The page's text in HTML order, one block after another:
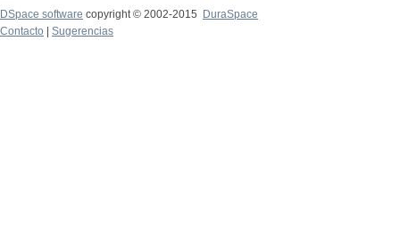
DSpace software copyright © 2002-2015
DuraSpace
Contacto
Sugerencias